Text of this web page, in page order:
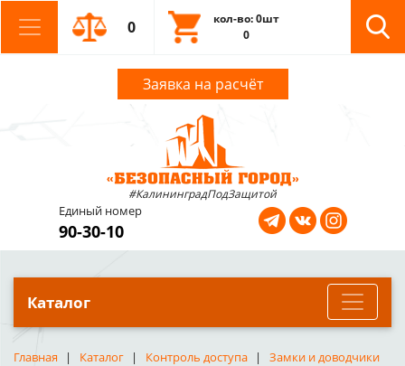
0
кол-во: 0шт
0
Заявка на расчёт
#КалининградПодЗащитой
Единый номер
90-30-10
Каталог
Главная Каталог Контроль доступа
Замки и доводчики